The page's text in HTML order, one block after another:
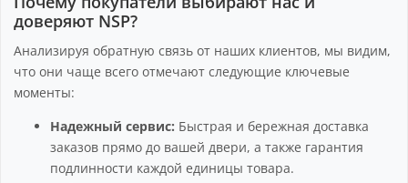
доверяют NSP?
Анализируя обратную связь от наших клиентов, мы видим,
что они чаще всего отмечают следующие ключевые
моменты:
Надежный сервис: Быстрая и бережная доставка
заказов прямо до вашей двери, а также гарантия
подлинности каждой единицы товара.